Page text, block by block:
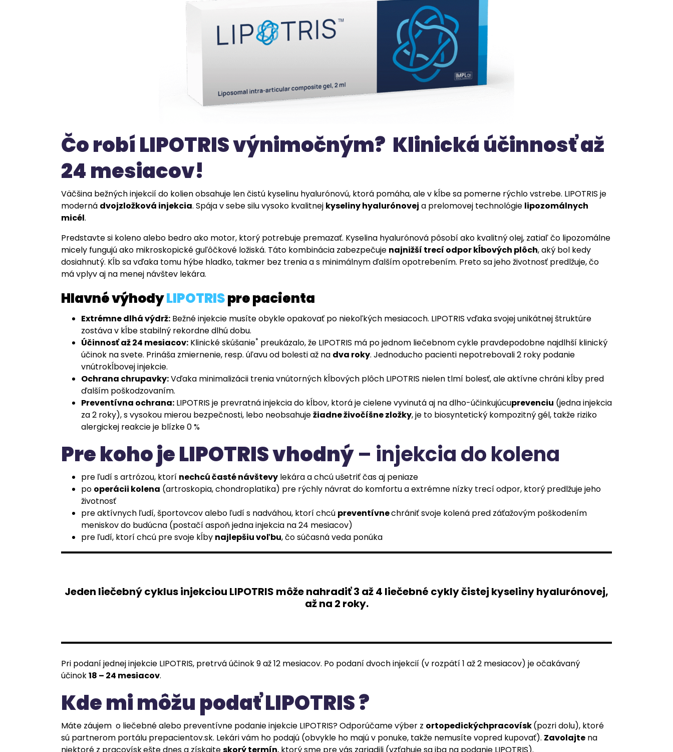
Čo robí LIPOTRIS výnimočným? Klinická účinnosť až
24 mesiacov!
Väčšina bežných injekcií do kolien obsahuje len čistú kyselinu hyalurónovú, ktorá pomáha, ale v kĺbe sa pomerne rýchlo vstrebe. LIPOTRIS je
moderná dvojzložková injekcia. Spája v sebe silu vysoko kvalitnej kyseliny hyalurónovej a prelomovej technológie lipozomálnych
micél.
Predstavte si koleno alebo bedro ako motor, ktorý potrebuje premazať. Kyselina hyalurónová pôsobí ako kvalitný olej, zatiaľ čo lipozomálne
micely fungujú ako mikroskopické guľôčkové ložiská. Táto kombinácia zabezpečuje najnižší trecí odpor kĺbových plôch, aký bol kedy
dosiahnutý. Kĺb sa vďaka tomu hýbe hladko, takmer bez trenia a s minimálnym ďalším opotrebením. Preto sa jeho životnosť predlžuje, čo
má vplyv aj na menej návštev lekára.
Hlavné výhodyLIPOTRISpre pacienta
Extrémne dlhá výdrž: Bežné injekcie musíte obykle opakovať po niekoľkých mesiacoch. LIPOTRIS vďaka svojej unikátnej štruktúre
zostáva v kĺbe stabilný rekordne dlhú dobu.
Účinnosť až 24 mesiacov: Klinické skúšanie* preukázalo, že LIPOTRIS má po jednom liečebnom cykle pravdepodobne najdlhší klinický
účinok na svete. Prináša zmiernenie, resp. úľavu od bolesti až na dva roky. Jednoducho pacienti nepotrebovali 2 roky podanie
vnútrokĺbovej injekcie.
Ochrana chrupavky:Vďaka minimalizácii trenia vnútorných kĺbových plôch LIPOTRIS nielen tlmí bolesť, ale aktívne chráni kĺby pred
ďalším poškodzovaním.
Preventívna ochrana: LIPOTRIS je prevratná injekcia do kĺbov, ktorá je cielene vyvinutá aj na dlho-účinkujúcuprevenciu (jedna injekcia
za 2 roky), s vysokou mierou bezpečnosti, lebo neobsahuježiadne živočíšne zložky, je to biosyntetický kompozitný gél, takže riziko
alergickej reakcie je blízke 0 %
Pre koho je LIPOTRIS vhodný– injekcia do kolena
pre ľudí s artrózou, ktorí nechcú časté návštevy lekára a chcú ušetriť čas aj peniaze
po operácii kolena (artroskopia, chondroplatika) pre rýchly návrat do komfortu a extrémne nízky trecí odpor, ktorý predlžuje jeho
životnosť
pre aktívnych ľudí, športovcov alebo ľudí s nadváhou, ktorí chcú preventívnechrániť svoje kolená pred záťažovým poškodením
meniskov do budúcna (postačí aspoň jedna injekcia na 24 mesiacov)
pre ľudí, ktorí chcú pre svoje kĺby najlepšiu voľbu, čo súčasná veda ponúka
Jeden liečebný cyklus injekciou LIPOTRIS môže nahradiť 3 až 4 liečebné cykly čistej kyseliny hyalurónovej,
až na 2 roky.
Pri podaní jednej injekcie LIPOTRIS, pretrvá účinok 9 až 12 mesiacov. Po podaní dvoch injekcií (v rozpätí 1 až 2 mesiacov) je očakávaný
účinok18 – 24 mesiacov.
Kde mi môžu podať LIPOTRIS ?
Máte záujem o liečebné alebo preventívne podanie injekcie LIPOTRIS? Odporúčame výber z ortopedickýchpracovísk(pozri dolu), ktoré
sú partnerom portálu prepacientov.sk. Lekári vám ho podajú (obvykle ho majú v ponuke, takže nemusíte vopred kupovať). Zavolajte na